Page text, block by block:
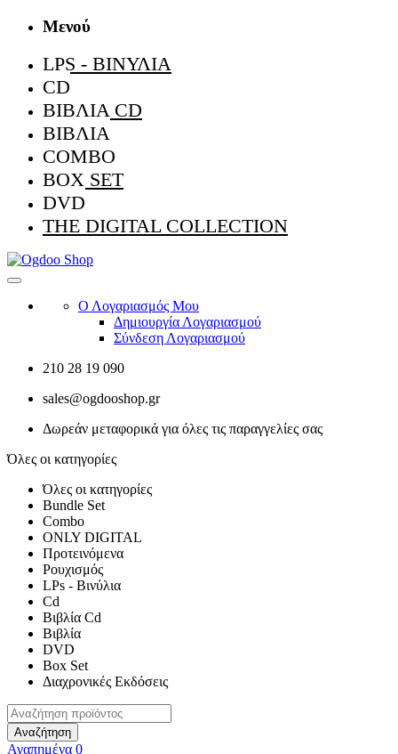
Μενού
LPS - ΒΙΝΎΛΙΑ
CD
ΒΙΒΛΊΑ CD
ΒΙΒΛΊΑ
COMBO
BOX SET
DVD
THE DIGITAL COLLECTION
Ο Λογαριασμός Μου
Δημιουργία Λογαριασμού
Σύνδεση Λογαριασμού
210 28 19 090
sales@ogdooshop.gr
Δωρεάν μεταφορικά για όλες τις παραγγελίες σας
Όλες οι κατηγορίες
Όλες οι κατηγορίες
Bundle Set
Combo
ONLY DIGITAL
Προτεινόμενα
Ρουχισμός
LPs - Βινύλια
Cd
Βιβλία Cd
Βιβλία
DVD
Box Set
Διαχρονικές Εκδόσεις
Αναζήτηση
Αγαπημένα 0